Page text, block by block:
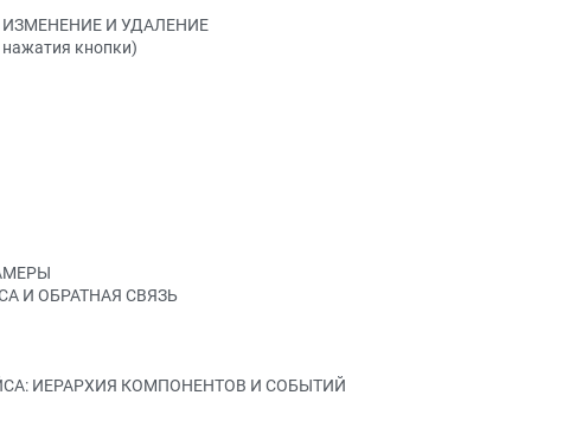
И УДАЛЕНИЕ
кнопки)
И ОБРАТНАЯ СВЯЗЬ
ИЕРАРХИЯ КОМПОНЕНТОВ И СОБЫТИЙ